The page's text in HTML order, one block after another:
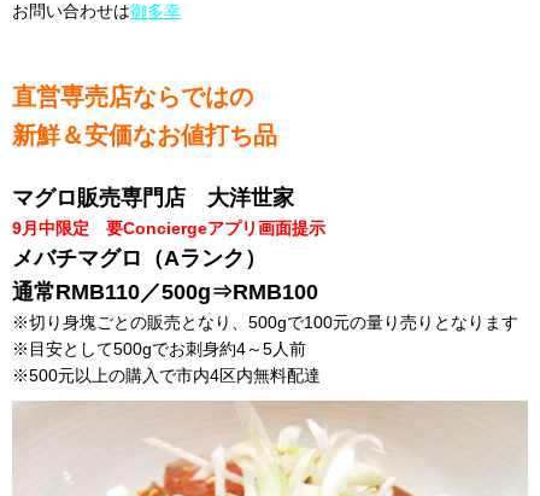
お問い合わせは御多幸
直営専売店ならではの
新鮮＆安価なお値打ち品
マグロ販売専門店 大洋世家
9月中限定 要Conciergeアプリ画面提示
メバチマグロ（Aランク）
通常RMB110／500g⇒RMB100
※切り身塊ごとの販売となり、500gで100元の量り売りとなります
※目安として500gでお刺身約4～5人前
※500元以上の購入で市内4区内無料配達